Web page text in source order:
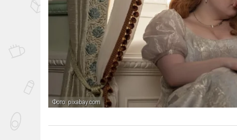
Фото: pixabay.com